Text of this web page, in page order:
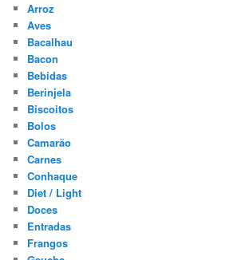
Arroz
Aves
Bacalhau
Bacon
Bebidas
Berinjela
Biscoitos
Bolos
Camarão
Carnes
Conhaque
Diet / Light
Doces
Entradas
Frangos